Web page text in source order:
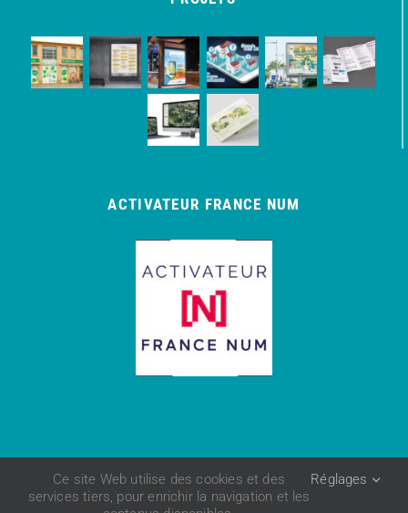
ACTIVATEUR FRANCE NUM
© AgenceCOM IT UP | 850 581 448 R.C.S.
Ce site Web utilise des cookies et des
services tiers, pour enrichir la navigation et les
Réglages